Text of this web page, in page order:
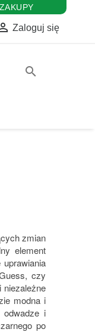
Zaloguj się
search
zmian
element
czy
niezależne
modna i
odwadze i
po